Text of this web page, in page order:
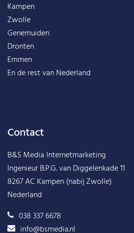
Kampen
Zwolle
Genemuiden
Dronten
Emmen
En de rest vanNederland
Contact
B&S Media Internetmarketing
Ingenieur B.P.G. van Diggelenkade 11
8267 AC Kampen (nabij Zwolle)
Nederland
038 337 6678
info@bsmedia.nl